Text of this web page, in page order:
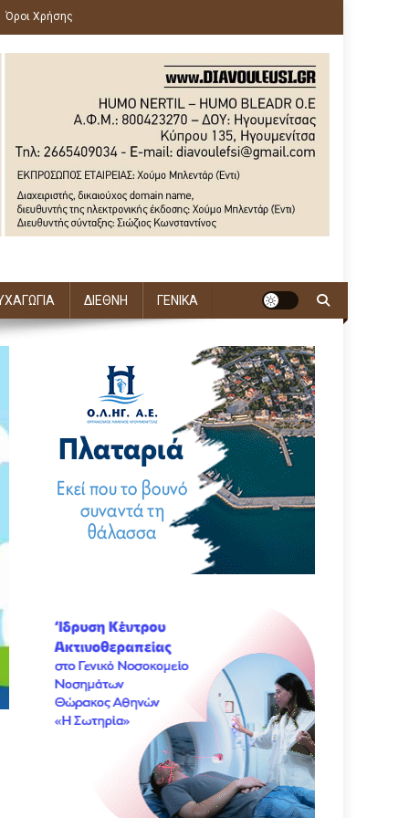
Όροι Χρήσης
ΔΙΕΘΝΗ ΓΕΝΙΚΑ